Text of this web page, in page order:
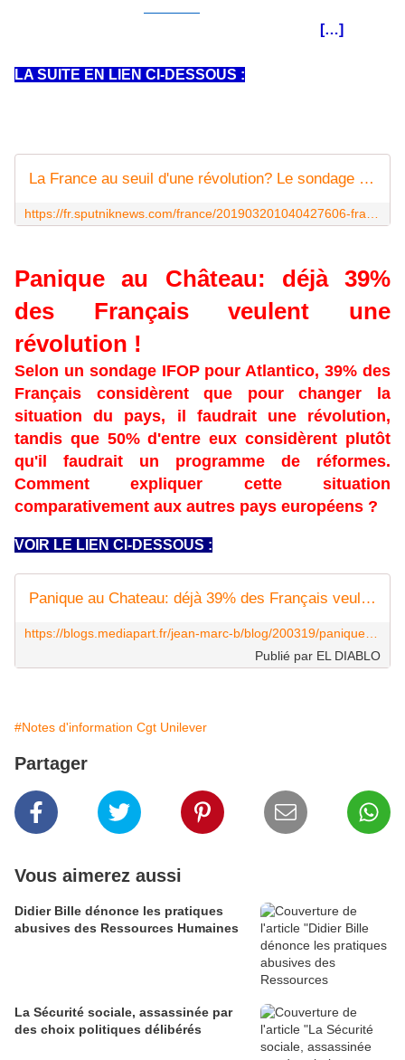
[…]
LA SUITE EN LIEN CI-DESSOUS :
La France au seuil d'une révolution? Le sondage alarmant de l'Ifop
Panique au Château: déjà 39%
des Français veulent une
révolution !
Selon un sondage IFOP pour Atlantico, 39% des
Français considèrent que pour changer la
situation du pays, il faudrait une révolution,
tandis que 50% d'entre eux considèrent plutôt
qu'il faudrait un programme de réformes.
Comment expliquer cette situation
comparativement aux autres pays européens ?
VOIR LE LIEN CI-DESSOUS :
Panique au Chateau: déjà 39% des Français veulent une révolution !
Publié par EL DIABLO
#Notes d'information Cgt Unilever
Partager
Vous aimerez aussi
Didier Bille dénonce les pratiques
abusives des Ressources Humaines
La Sécurité sociale, assassinée par
des choix politiques délibérés